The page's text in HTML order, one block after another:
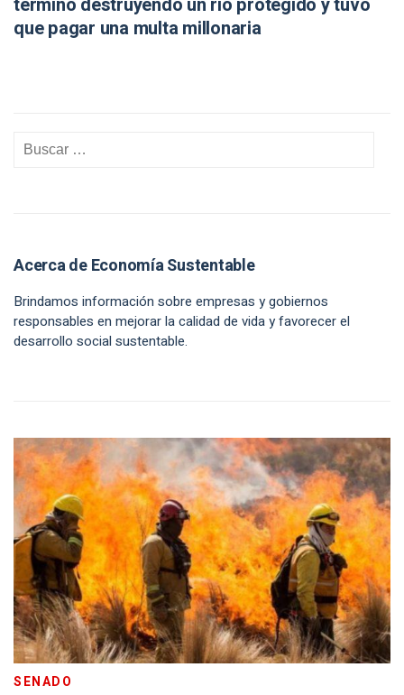
que pagar una multa millonaria
Acerca de Economía Sustentable
Brindamos información sobre empresas y gobiernos
responsables en mejorar la calidad de vida y favorecer el
desarrollo social sustentable.
SENADO